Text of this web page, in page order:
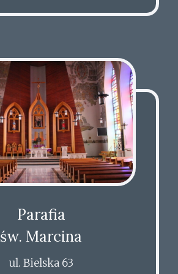
Parafia
św. Marcina
ul. Bielska 63